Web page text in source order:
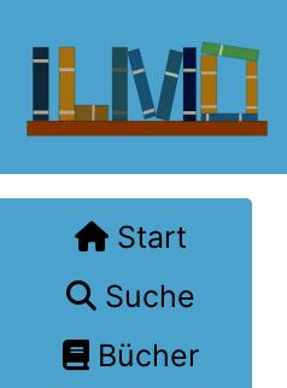
Start
Suche
Bücher